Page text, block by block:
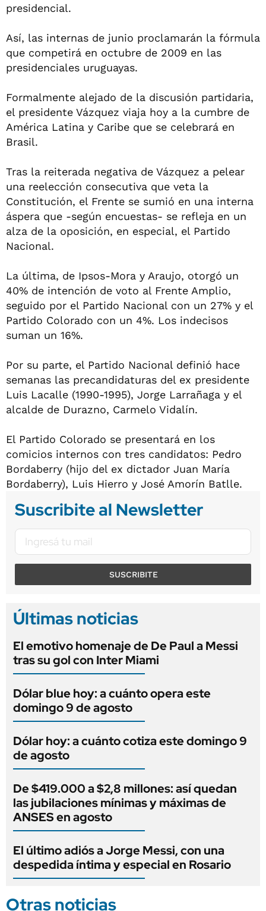
presidencial.
Así, las internas de junio proclamarán la fórmula
que competirá en octubre de 2009 en las
presidenciales uruguayas.
Formalmente alejado de la discusión partidaria,
el presidente Vázquez viaja hoy a la cumbre de
América Latina y Caribe que se celebrará en
Brasil.
Tras la reiterada negativa de Vázquez a pelear
una reelección consecutiva que veta la
Constitución, el Frente se sumió en una interna
áspera que -según encuestas- se refleja en un
alza de la oposición, en especial, el Partido
Nacional.
La última, de Ipsos-Mora y Araujo, otorgó un
40% de intención de voto al Frente Amplio,
seguido por el Partido Nacional con un 27% y el
Partido Colorado con un 4%. Los indecisos
suman un 16%.
Por su parte, el Partido Nacional definió hace
semanas las precandidaturas del ex presidente
Luis Lacalle (1990-1995), Jorge Larrañaga y el
alcalde de Durazno, Carmelo Vidalín.
El Partido Colorado se presentará en los
comicios internos con tres candidatos: Pedro
Bordaberry (hijo del ex dictador Juan María
Bordaberry), Luis Hierro y José Amorín Batlle.
Suscribite al Newsletter
SUSCRIBITE
Últimas noticias
El emotivo homenaje de De Paul a Messi
tras su gol con Inter Miami
Dólar blue hoy: a cuánto opera este
domingo 9 de agosto
Dólar hoy: a cuánto cotiza este domingo 9
de agosto
De $419.000 a $2,8 millones: así quedan
las jubilaciones mínimas y máximas de
ANSES en agosto
El último adiós a Jorge Messi, con una
despedida íntima y especial en Rosario
Otras noticias